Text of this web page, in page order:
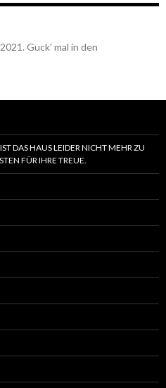
Guck' mal in den
DAS HAUS LEIDER NICHT MEHR ZU
FÜR IHRE TREUE.